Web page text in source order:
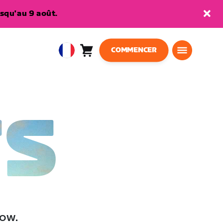
9 août.
EuropeanPanier 0
COMMENCER